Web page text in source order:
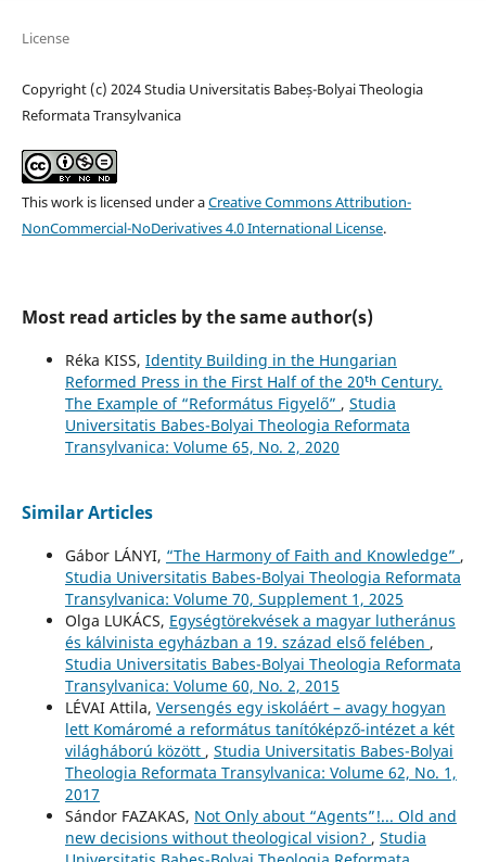
License
Copyright (c) 2024 Studia Universitatis Babeș-Bolyai Theologia
Reformata Transylvanica
This work is licensed under aCreative Commons Attribution-
NonCommercial-NoDerivatives 4.0 International License.
Most read articles by the same author(s)
Réka KISS, Identity Building in the Hungarian
Reformed Press in the First Half of the 20ᵗʰ Century.
The Example of “Református Figyelő” , Studia
Universitatis Babes-Bolyai Theologia Reformata
Transylvanica: Volume 65, No. 2, 2020
Similar Articles
Gábor LÁNYI, “The Harmony of Faith and Knowledge” ,
Studia Universitatis Babes-Bolyai Theologia Reformata
Transylvanica: Volume 70, Supplement 1, 2025
Olga LUKÁCS, Egységtörekvések a magyar lutheránus
és kálvinista egyházban a 19. század első felében ,
Studia Universitatis Babes-Bolyai Theologia Reformata
Transylvanica: Volume 60, No. 2, 2015
LÉVAI Attila, Versengés egy iskoláért – avagy hogyan
lett Komáromé a református tanítóképző-intézet a két
világháború között , Studia Universitatis Babes-Bolyai
Theologia Reformata Transylvanica: Volume 62, No. 1,
2017
Sándor FAZAKAS, Not Only about “Agents”!... Old and
new decisions without theological vision? , Studia